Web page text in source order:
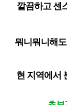
깔끔하고 센
뭐니뭐니해
현 지역에서